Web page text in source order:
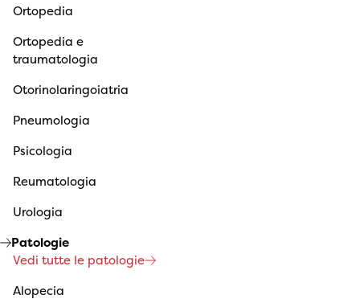
Ortopedia
Ortopedia e
traumatologia
Otorinolaringoiatria
Pneumologia
Psicologia
Reumatologia
Urologia
Patologie
Vedi tutte le patologie
Alopecia